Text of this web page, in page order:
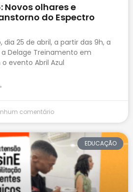
Novos olhares e
do Espectro
dia 25 de abril, a partir das 9h, a
a Delage Treinamento em
evento Abril Azul
comentário
EDUCAÇÃO